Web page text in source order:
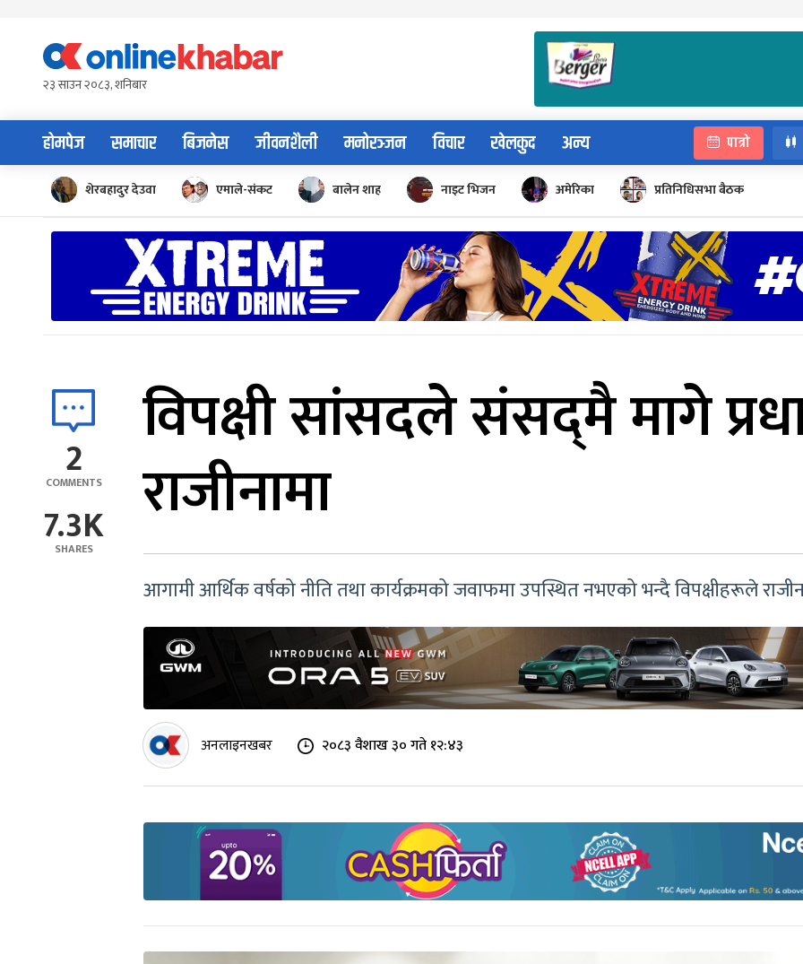
content२३ साउन २०८३, शनिबार
होमपेज समाचार बिजनेस जीवनशैली मनोरञ्जन विचार खेलकुद अन्य पात्रो
शेरबहादुर देउवा एमाले-संकट बालेन शाह नाइट भिजन अमेरिका प्रतिनिधिसभा बैठक
2
COMMENTS
7.3K
SHARES
विपक्षी सांसदले संसद्‌मै मागे
राजीनामा
आगामी आर्थिक वर्षको नीति तथा कार्यक्रमको जवाफमा उपस्थित नभएको भन्दै विपक्षीहरूले
अनलाइनखबर २०८३ वैशाख ३० गते १२:४३